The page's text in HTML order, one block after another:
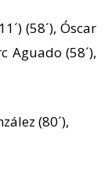
(58´), Óscar
Aguado (58´),
(80´),